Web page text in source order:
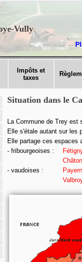
Vully
Impôts et
taxes
Situation dans le
La Commune de Trey
Elle s'étale autant sur les
Elle partage ces espaces
- fribourgeoises :
- vaudoises :